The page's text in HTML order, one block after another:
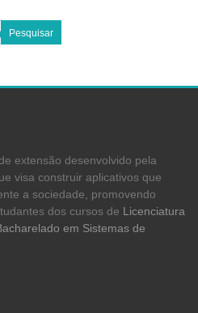
Pesquisar
extensão desenvolvido pela
visa construir aplicativos que
a sociedade, promovendo
dos cursos de Licenciatura
em Sistemas de